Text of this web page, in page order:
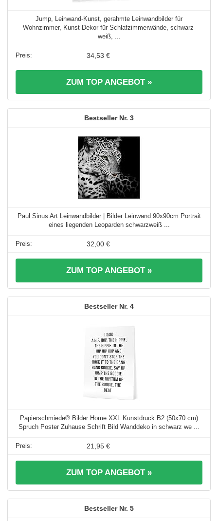
Jump, Leinwand-Kunst, gerahmte Leinwandbilder für
Wohnzimmer, Kunst-Dekor für Schlafzimmerwände, schwarz-
weiß, ...
34,53 €
ZUM TOP ANGEBOT »
3
Paul Sinus Art Leinwandbilder | Bilder Leinwand 90x90cm Portrait
eines liegenden Leoparden schwarzweiß ...
32,00 €
ZUM TOP ANGEBOT »
4
Papierschmiede® Bilder Home XXL Kunstdruck B2 (50x70 cm)
Spruch Poster Zuhause Schrift Bild Wanddeko in schwarz we ...
21,95 €
ZUM TOP ANGEBOT »
5